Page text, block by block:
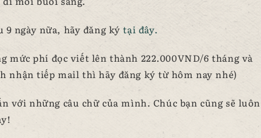
ngày nữa, hãy đăng ký tại đây.
mức phí đọc viết lên thành 222.000VND/6 tháng và
nhận tiếp mail thì hãy đăng ký từ hôm nay nhé)
với những câu chữ của mình. Chúc bạn cũng sẽ